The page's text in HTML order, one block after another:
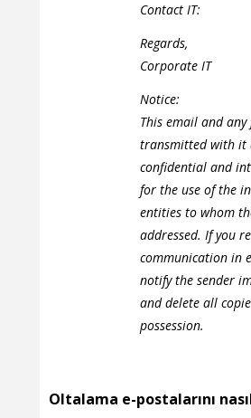
Contact IT:
Regards,
Corporate IT
Notice:
This email and any
transmitted with it
confidential and
for the use of the
entities to whom
addressed. If you
communication in
notify the sender
and delete all
possession.
Oltalama e-postalarını